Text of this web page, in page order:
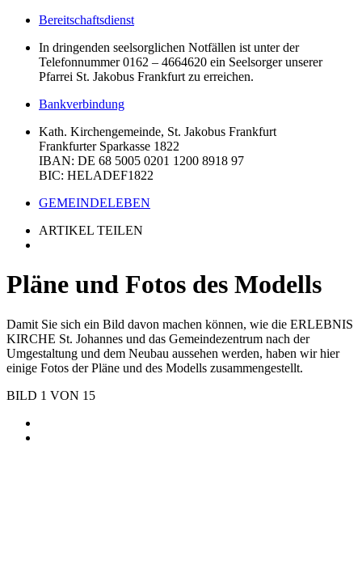
Bereitschaftsdienst
In dringenden seelsorglichen Notfällen ist unter der
Telefonnummer 0162 – 4664620 ein Seelsorger unserer
Pfarrei St. Jakobus Frankfurt zu erreichen.
Bankverbindung
Kath. Kirchengemeinde, St. Jakobus Frankfurt
Frankfurter Sparkasse 1822
IBAN: DE 68 5005 0201 1200 8918 97
BIC: HELADEF1822
GEMEINDELEBEN
ARTIKEL TEILEN
Pläne und Fotos des Modells
Damit Sie sich ein Bild davon machen können, wie die ERLEBNIS
KIRCHE St. Johannes und das Gemeindezentrum nach der
Umgestaltung und dem Neubau aussehen werden, haben wir hier
einige Fotos der Pläne und des Modells zusammengestellt.
BILD 1 VON 15